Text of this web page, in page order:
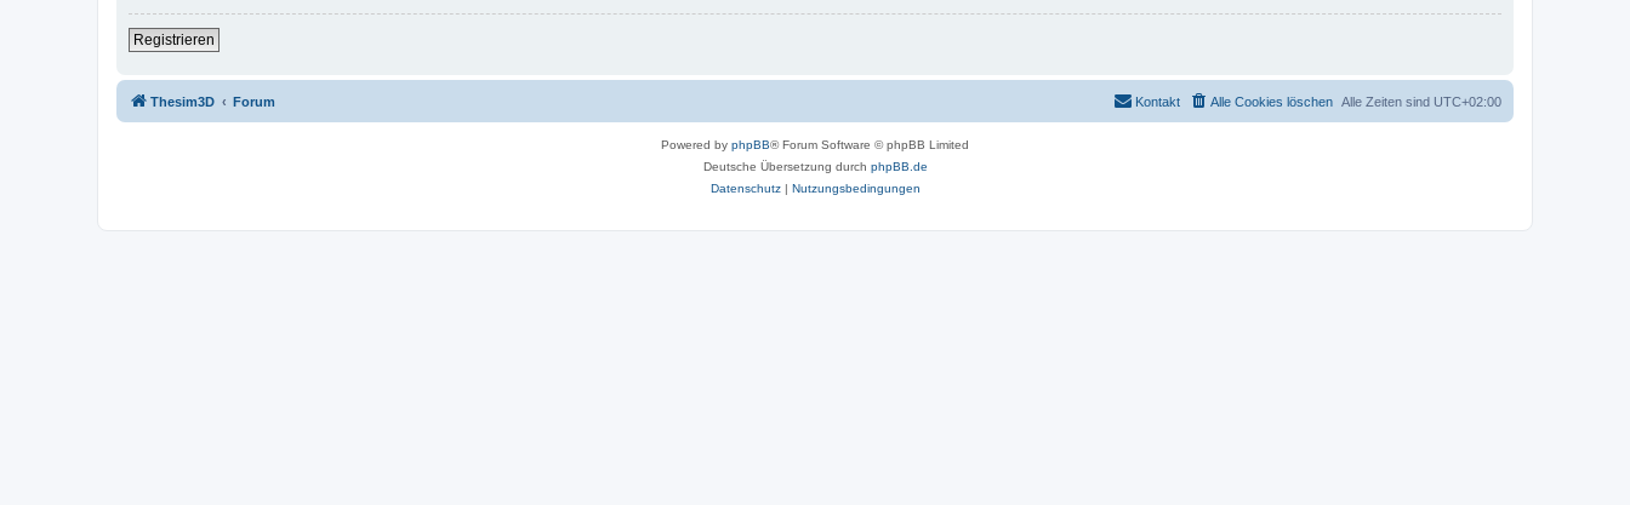
Registrieren
Thesim3D Forum Alle Zeiten sind UTC+02:00
Alle Cookies löschen
Kontakt
Powered by phpBB® Forum Software © phpBB Limited
Deutsche Übersetzung durch phpBB.de
Datenschutz| Nutzungsbedingungen